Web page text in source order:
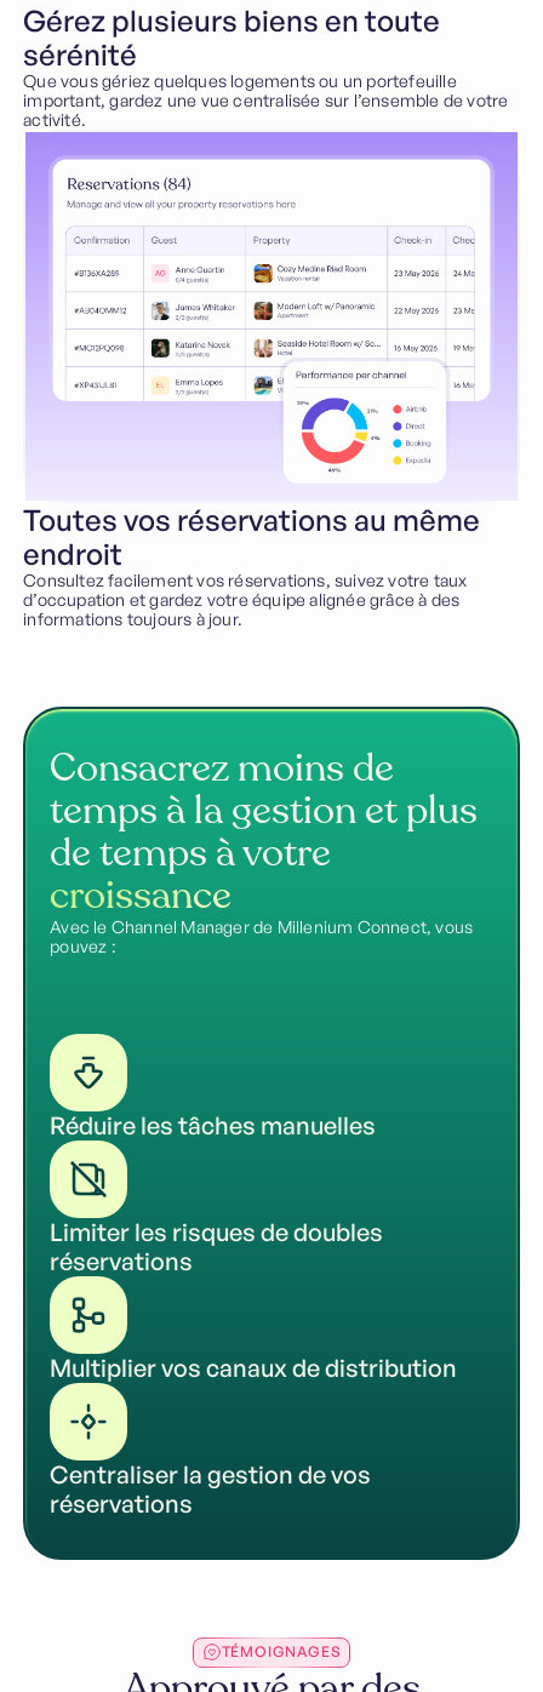
Gérez plusieurs biens en toute
sérénité
Que vous gériez quelques logements ou un portefeuille
important, gardez une vue centralisée sur l’ensemble de votre
activité.
Toutes vos réservations au même
endroit
Consultez facilement vos réservations, suivez votre taux
d’occupation et gardez votre équipe alignée grâce à des
informations toujours à jour.
Consacrez moins de
temps à la gestion et plus
de temps à votre
croissance
Avec le Channel Manager de Millenium Connect, vous
pouvez :
Réduire les tâches manuelles
Limiter les risques de doubles
réservations
Multiplier vos canaux de distribution
Centraliser la gestion de vos
réservations
TÉMOIGNAGES